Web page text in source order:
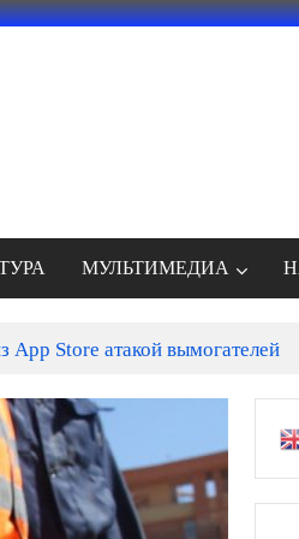
МУЛЬТИМЕДИА
App Store атакой вымогателей